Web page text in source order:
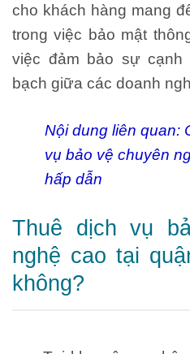
cho khách hàng mang
trong việc bảo mật
việc đảm bảo sự cạnh
bạch giữa các doanh
Nội dung liên quan:
vụ bảo vệ chuyên
hấp dẫn
Thuê dịch vụ
nghệ cao tại
không?